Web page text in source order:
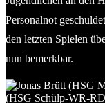
Personalnot
den letzten Spielen
nun bemerkbar.